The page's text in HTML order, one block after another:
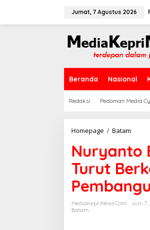
Jumat, 7 Agustus 2026
Beranda Nasional
Redaksi Pedoman Media
Homepage / Batam
r
y
a
n
t
o
B
Nuryanto
Turut
MediaKepriNews.com
Juni 7,
Batam